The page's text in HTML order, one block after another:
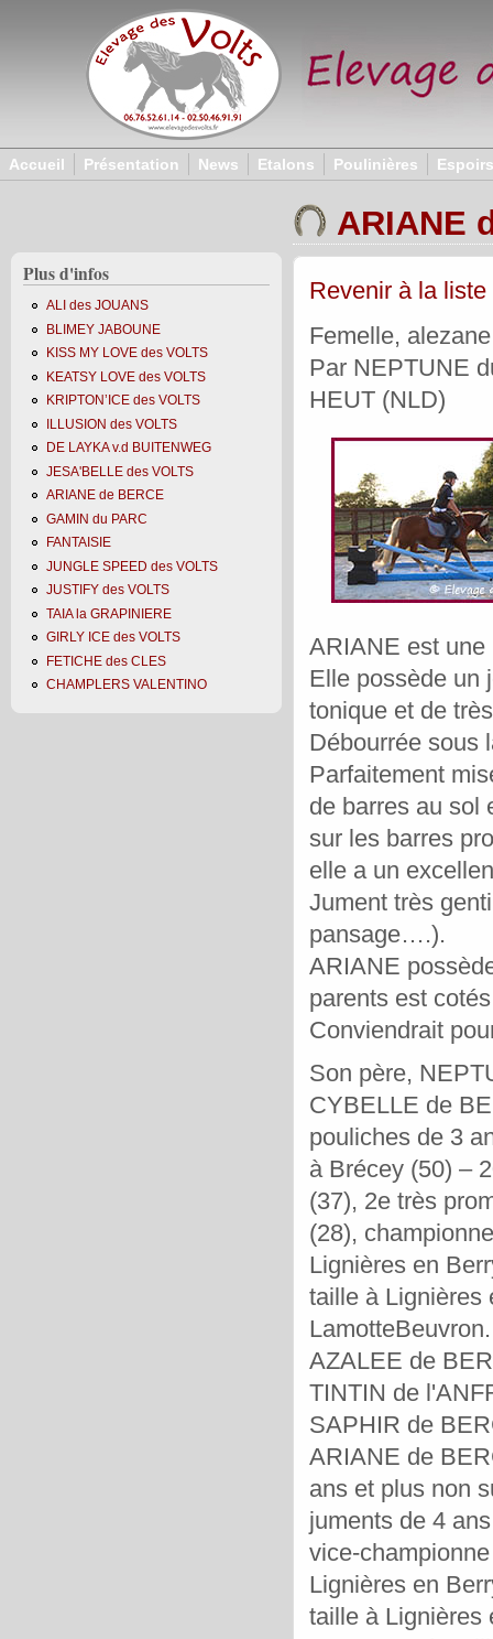
Aller au contenu principal
Accueil Présentation News Etalons Poulinières Espoirs
Plus d'infos
ALI des JOUANS
BLIMEY JABOUNE
KISS MY LOVE des VOLTS
KEATSY LOVE des VOLTS
KRIPTON’ICE des VOLTS
ILLUSION des VOLTS
DE LAYKA v.d BUITENWEG
JESA'BELLE des VOLTS
ARIANE de BERCE
GAMIN du PARC
FANTAISIE
JUNGLE SPEED des VOLTS
JUSTIFY des VOLTS
TAIA la GRAPINIERE
GIRLY ICE des VOLTS
FETICHE des CLES
CHAMPLERS VALENTINO
ARIANE
Revenir à la liste
Femelle,
Par NEPTUNE
HEUT (NLD)
ARIANE est une
Elle possède un
tonique et de
Débourrée sous
Parfaitement
de barres au sol
sur les barres
elle a un
Jument très
pansage….).
ARIANE
parents est
Conviendrait
Son père,
CYBELLE de
pouliches de 3
à Brécey (50) –
(37), 2e très
(28),
Lignières en
taille à Lignières
LamotteBeuvron.
AZALEE de
TINTIN de
SAPHIR de
ARIANE de
ans et plus non
juments de 4
vice-
Lignières en
taille à Lignières